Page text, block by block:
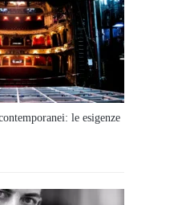
le esigenze